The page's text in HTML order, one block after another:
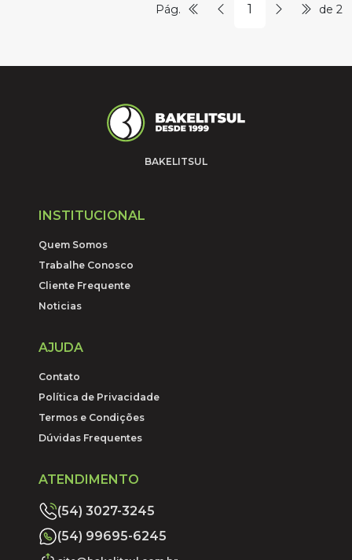
Pág. de 2
BAKELITSUL
INSTITUCIONAL
Quem Somos
Trabalhe Conosco
Cliente Frequente
Noticias
AJUDA
Contato
Política de Privacidade
Termos e Condições
Dúvidas Frequentes
ATENDIMENTO
(54) 3027-3245
(54) 99695-6245